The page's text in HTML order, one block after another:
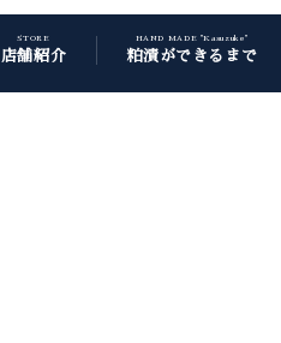
STORE
店舗紹介
HAND MADE "Kasuzuke"
粕漬ができるまで